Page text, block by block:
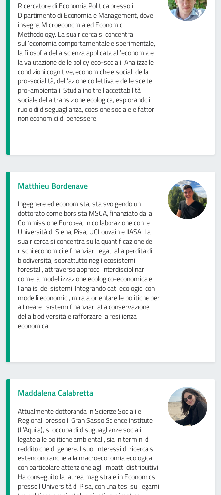
Ricercatore di Economia Politica presso il
Dipartimento di Economia e Management, dove
insegna Microeconomia ed Economic
Methodology. La sua ricerca si concentra
sull’economia comportamentale e sperimentale,
la filosofia della scienza applicata all’economia e
la valutazione delle policy eco-sociali. Analizza le
condizioni cognitive, economiche e sociali della
pro-socialità, dell'azione collettiva e delle scelte
pro-ambientali. Studia inoltre l'accettabilità
sociale della transizione ecologica, esplorando il
ruolo di diseguaglianza, coesione sociale e fattori
non economici di benessere.
Matthieu Bordenave
Ingegnere ed economista, sta svolgendo un
dottorato come borsista MSCA, finanziato dalla
Commissione Europea, in collaborazione con le
Università di Siena, Pisa, UCLouvain e IIASA. La
sua ricerca si concentra sulla quantificazione dei
rischi economici e finanziari legati alla perdita di
biodiversità, soprattutto negli ecosistemi
forestali, attraverso approcci interdisciplinari
come la modellizzazione ecologico-economica e
l'analisi dei sistemi. Integrando dati ecologici con
modelli economici, mira a orientare le politiche per
allineare i sistemi finanziari alla conservazione
della biodiversità e rafforzare la resilienza
economica.
Maddalena Calabretta
Attualmente dottoranda in Scienze Sociali e
Regionali presso il Gran Sasso Science Institute
(L’Aquila), si occupa di disuguaglianze sociali
legate alle politiche ambientali, sia in termini di
reddito che di genere. I suoi interessi di ricerca si
estendono anche alla macroeconomia ecologica
con particolare attenzione agli impatti distribuitivi.
Ha conseguito la laurea magistrale in Economics
presso l’Università di Pisa, con una tesi sui legami